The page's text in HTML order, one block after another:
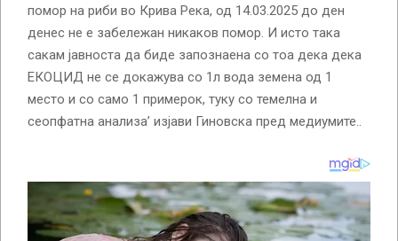
помор на риби во Крива Река, од 14.03.2025 до ден
денес не е забележан никаков помор. И исто така
сакам јавноста да биде запознаена со тоа дека дека
ЕКОЦИД не се докажува со 1л вода земена од 1
место и со само 1 примерок, туку со темелна и
сеопфатна анализа’ изјави Гиновска пред медиумите..